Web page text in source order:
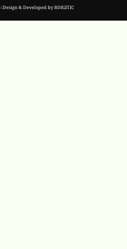
Design & Developed byBDIGITIC